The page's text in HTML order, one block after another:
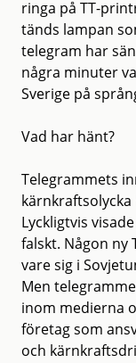
ringa på TT-
tänds lampan
telegram har
några minuter
Sverige på
Vad har hänt?
Telegrammets
Lyckligtvis
falskt. Någon ny
vare sig i
Men
inom medierna
företag som
och